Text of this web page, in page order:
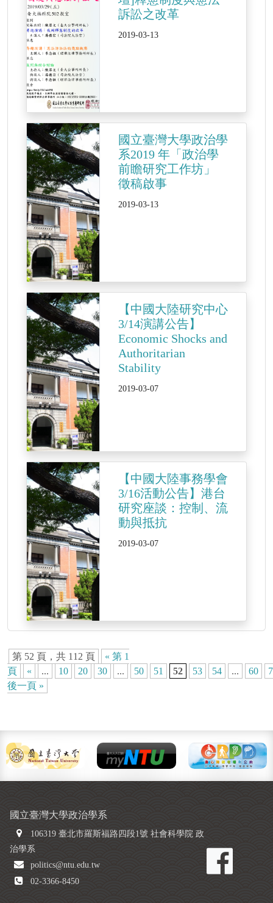
訴訟之改革
2019-03-13
國立臺灣大學政治學
系2019 年「政治學
前瞻研究工作坊」
徵稿啟事
2019-03-13
【中國大陸研究中心
3/14演講公告】
Economic Shocks and
Authoritarian
Stability
2019-03-07
【中國大陸事務學會
3/16活動公告】港台
研究座談：控制、流
動與抵抗
2019-03-07
第 52 頁，共 112 頁
« 第 1
頁
« ... 10 20 30 ... 50 51 52 53 54 ... 60
後一頁 »
國立臺灣大學政治學系
106319 臺北市羅斯福路四段1號 社會科學院 政
治學系
politics@ntu.edu.tw
02-3366-8450